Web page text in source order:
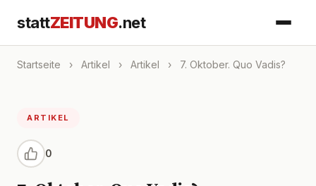
stattZEITUNG.net
Startseite › Artikel › Artikel › 7. Oktober. Quo Vadis?
ARTIKEL
0